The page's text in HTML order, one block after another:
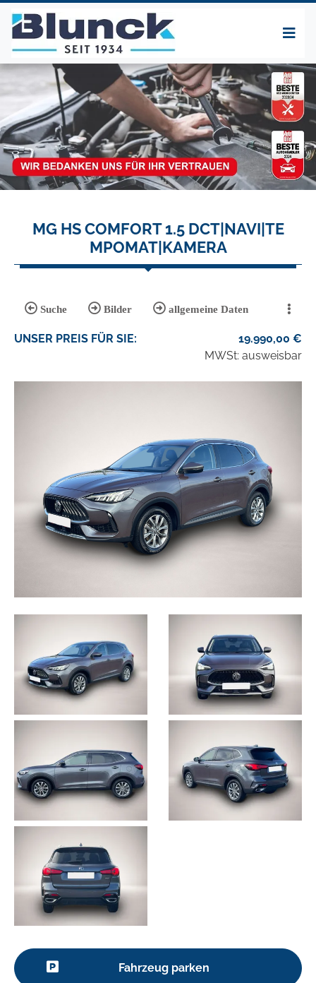
MG HS COMFORT 1.5 DCT|NAVI|TE
MPOMAT|KAMERA
Suche Bilder allgemeine Daten
UNSER PREIS FÜR SIE: 19.990,00 €
MWSt: ausweisbar
Fahrzeug parken